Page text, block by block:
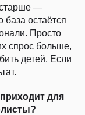
старше —
остаётся
Просто
спрос больше,
детей. Если
для